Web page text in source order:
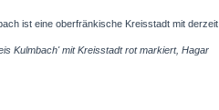
ist eine oberfränkische Kreisstadt mit derzeit
Kulmbach' mit Kreisstadt rot markiert, Hagar